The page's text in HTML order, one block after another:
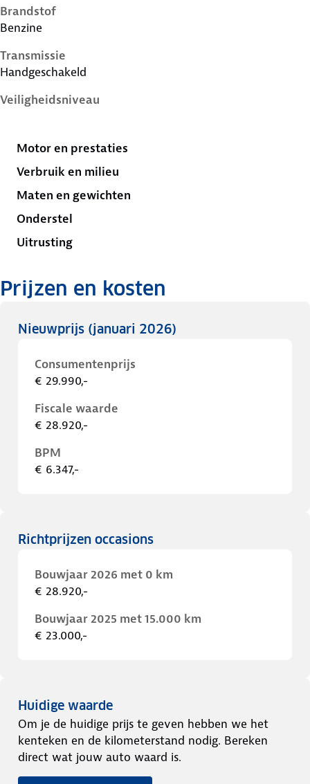
Brandstof
Benzine
Transmissie
Handgeschakeld
Veiligheidsniveau
Motor en prestaties
Verbruik en milieu
Maten en gewichten
Onderstel
Uitrusting
Prijzen en kosten
Nieuwprijs (januari 2026)
Consumentenprijs
€ 29.990,-
Fiscale waarde
€ 28.920,-
BPM
€ 6.347,-
Richtprijzen occasions
Bouwjaar 2026 met 0 km
€ 28.920,-
Bouwjaar 2025 met 15.000 km
€ 23.000,-
Huidige waarde
Om je de huidige prijs te geven hebben we het
kenteken en de kilometerstand nodig. Bereken
direct wat jouw auto waard is.